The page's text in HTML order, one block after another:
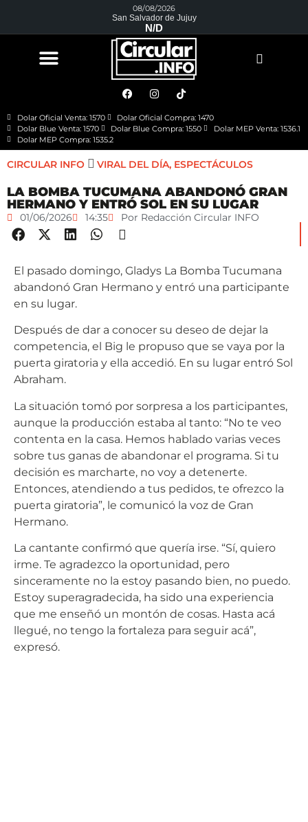
08/08/2026
San Salvador de Jujuy
N/D
Dolar Oficial Venta: 1570
Dolar Oficial Compra: 1470
Dolar Blue Venta: 1570
Dolar Blue Compra: 1550
Dolar MEP Venta: 1536.1
Dolar MEP Compra: 1535.2
CIRCULAR INFO VIRAL DEL DÍA, ESPECTÁCULOS
LA BOMBA TUCUMANA ABANDONÓ GRAN
HERMANO Y ENTRÓ SOL EN SU LUGAR
01/06/2026 14:35 Por Redacción Circular INFO
El pasado domingo, Gladys La Bomba Tucumana
abandonó Gran Hermano y entró una participante
en su lugar.
Después de dar a conocer su deseo de dejar la
competencia, el Big le propuso que se vaya por la
puerta giratoria y ella accedió. En su lugar entró Sol
Abraham.
La situación tomó por sorpresa a los participantes,
aunque la producción estaba al tanto: “No te veo
contenta en la casa. Hemos hablado varias veces
sobre tus ganas de abandonar el programa. Si tu
decisión es marcharte, no voy a detenerte.
Entonces, atendiendo a tus pedidos, te ofrezco la
puerta giratoria”, le comunicó la voz de Gran
Hermano.
La cantante confirmó que quería irse. “Sí, quiero
irme. Te agradezco la oportunidad, pero
sinceramente no la estoy pasando bien, no puedo.
Estoy superagradecida, ha sido una experiencia
que me enseñó un montón de cosas. Hasta acá
llegué, no tengo la fortaleza para seguir acá”,
expresó.